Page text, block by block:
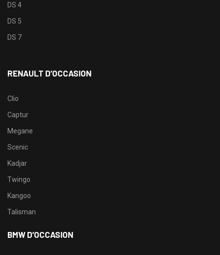
DS 4
DS 5
DS 7
RENAULT D’OCCASION
Clio
Captur
Megane
Scenic
Kadjar
Twingo
Kangoo
Talisman
BMW D’OCCASION